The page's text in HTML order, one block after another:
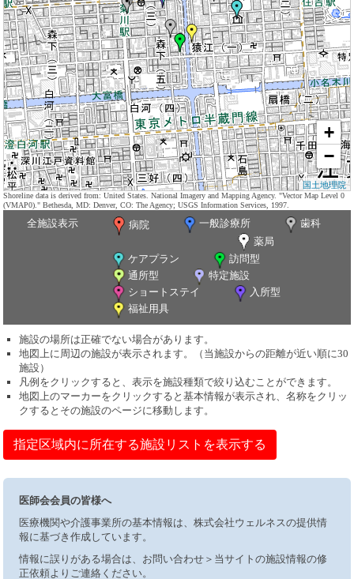
+
−
国土地理院
Shoreline data is derived from: United States. National Imagery and Mapping Agency. "Vector Map Level 0
(VMAP0)." Bethesda, MD: Denver, CO: The Agency; USGS Information Services, 1997.
全施設表示 病院 一般診療所
歯科
薬局
ケアプラン
訪問型
通所型
特定施設
ショートステイ
入所型
福祉用具
施設の場所は正確でない場合があります。
地図上に周辺の施設が表示されます。（当施設からの距離が近い順に30
施設）
凡例をクリックすると、表示を施設種類で絞り込むことができます。
地図上のマーカーをクリックすると基本情報が表示され、名称をクリッ
クするとその施設のページに移動します。
指定区域内に所在する施設リストを表示する
医師会会員の皆様へ
医療機関や介護事業所の基本情報は、株式会社ウェルネスの提供情
報に基づき作成しています。
情報に誤りがある場合は、お問い合わせ＞当サイトの施設情報の修
正依頼よりご連絡ください。